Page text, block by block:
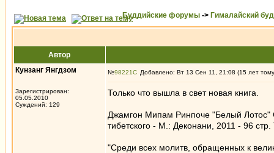
Буддийские форумы -> Гималайский
Автор
Кунзанг Янгдзом
Зарегистрирован:
05.05.2010
Суждений: 129
№98221 Добавлено: Вт 13 Сен 11, 21:08 (15 лет
Только что вышла в свет новая книга.
Джамгон Мипам Ринпоче "Белый Лотос"
тибетского - М.: Деконани, 2011 - 96
"Среди всех молитв, обращенных к